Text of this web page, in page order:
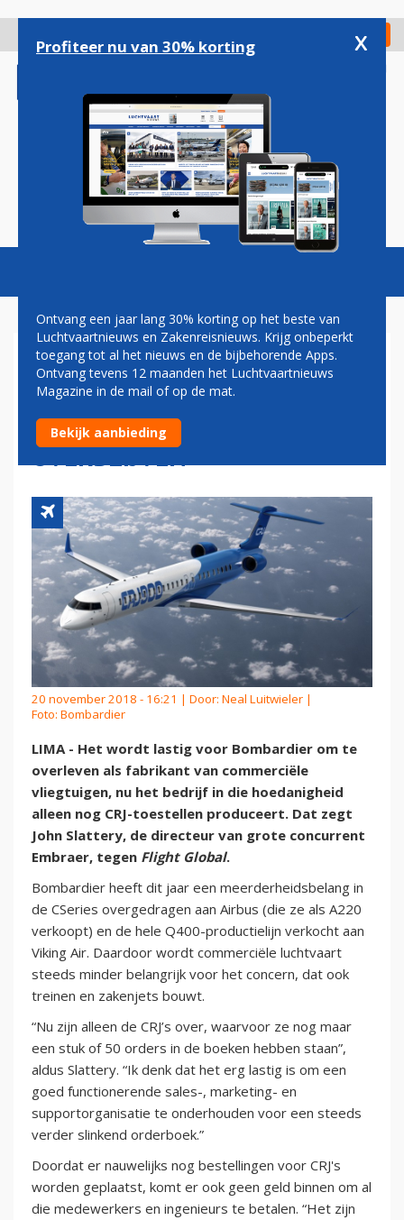
gaan
Check in
Magazine Podcasts Vacatures
'BOMBARDIER STAAT VOOR
GROTE UITDAGING NU
ALLEEN DE CRJ'S
OVERBLIJVEN'
20 november 2018 - 16:21 | Door: Neal Luitwieler |
Foto: Bombardier
LIMA - Het wordt lastig voor Bombardier om te
overleven als fabrikant van commerciële
vliegtuigen, nu het bedrijf in die hoedanigheid
alleen nog CRJ-toestellen produceert. Dat zegt
John Slattery, de directeur van grote concurrent
Embraer, tegen Flight Global.
Bombardier heeft dit jaar een meerderheidsbelang in
de CSeries overgedragen aan Airbus (die ze als A220
verkoopt) en de hele Q400-productielijn verkocht aan
Viking Air. Daardoor wordt commerciële luchtvaart
steeds minder belangrijk voor het concern, dat ook
treinen en zakenjets bouwt.
“Nu zijn alleen de CRJ’s over, waarvoor ze nog maar
een stuk of 50 orders in de boeken hebben staan”,
aldus Slattery. “Ik denk dat het erg lastig is om een
goed functionerende sales-, marketing- en
supportorganisatie te onderhouden voor een steeds
verder slinkend orderboek.”
Doordat er nauwelijks nog bestellingen voor CRJ's
worden geplaatst, komt er ook geen geld binnen om al
die medewerkers en ingenieurs te betalen. “Het zijn
Profiteer nu van 30% korting x
Ontvang een jaar lang 30% korting op het beste van
Luchtvaartnieuws en Zakenreisnieuws. Krijg onbeperkt
toegang tot al het nieuws en de bijbehorende Apps.
Ontvang tevens 12 maanden het Luchtvaartnieuws
Magazine in de mail of op de mat.
Bekijk aanbieding